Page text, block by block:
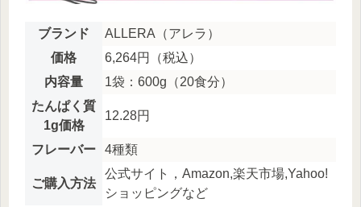
ブランド
ALLERA（アレラ）
価格
6,264円（税込）
内容量
1袋：600g （20食分）
たんぱく質
1g価格
12.28円
フレーバー 4種類
ご購入方法
公式サイト，Amazon,楽天市場,Yahoo!
ショッピングなど